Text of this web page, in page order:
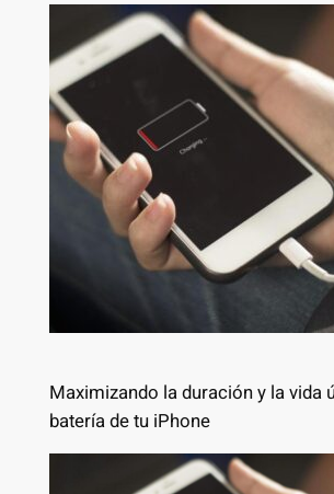
Maximizando la duración y la vida
batería de tu iPhone